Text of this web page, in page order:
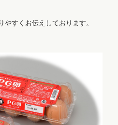
すくお伝えしております。